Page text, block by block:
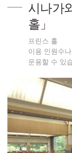
시나가
홀」
프린스 홀
이용 인원수
운용할 수 있